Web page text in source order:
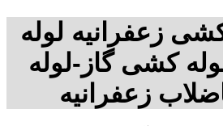
زعفرانیه لوله
کشی گاز-لوله
زعفرانیه